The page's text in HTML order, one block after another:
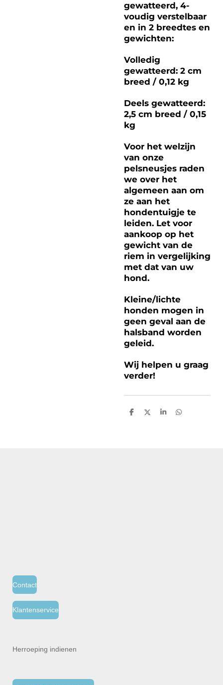
gewatteerd, 4-
voudig verstelbaar
en in 2 breedtes en
gewichten:
Volledig
gewatteerd: 2 cm
breed / 0,12 kg
Deels gewatteerd:
2,5 cm breed / 0,15
kg
Voor het welzijn
van onze
pelsneusjes raden
we over het
algemeen aan om
ze aan het
hondentuigje te
leiden. Let voor
aankoop op het
gewicht van de
riem in vergelijking
met dat van uw
hond.
Kleine/lichte
honden mogen in
geen geval aan de
halsband worden
geleid.
Wij helpen u graag
verder!
D
D
S
D
Contact
Klantenservice
Herroeping indienen